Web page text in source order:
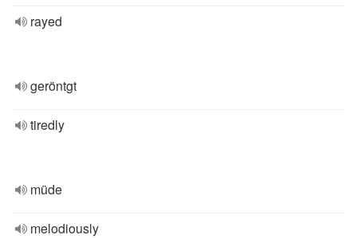
rayed
geröntgt
tiredly
müde
melodiously